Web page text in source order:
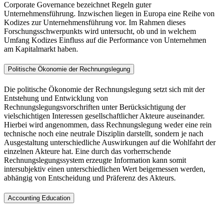
Corporate Governance bezeichnet Regeln guter
Unternehmensführung. Inzwischen liegen in Europa eine Reihe von
Kodizes zur Unternehmensführung vor. Im Rahmen dieses
Forschungsschwerpunkts wird untersucht, ob und in welchem
Umfang Kodizes Einfluss auf die Performance von Unternehmen
am Kapitalmarkt haben.
Politische Ökonomie der Rechnungslegung
Die politische Ökonomie der Rechnungslegung setzt sich mit der
Entstehung und Entwicklung von
Rechnungslegungsvorschriften unter Berücksichtigung der
vielschichtigen Interessen gesellschaftlicher Akteure auseinander.
Hierbei wird angenommen, dass Rechnungslegung weder eine rein
technische noch eine neutrale Disziplin darstellt, sondern je nach
Ausgestaltung unterschiedliche Auswirkungen auf die Wohlfahrt der
einzelnen Akteure hat. Eine durch das vorherrschende
Rechnungslegungssystem erzeugte Information kann somit
intersubjektiv einen unterschiedlichen Wert beigemessen werden,
abhängig von Entscheidung und Präferenz des Akteurs.
Accounting Education